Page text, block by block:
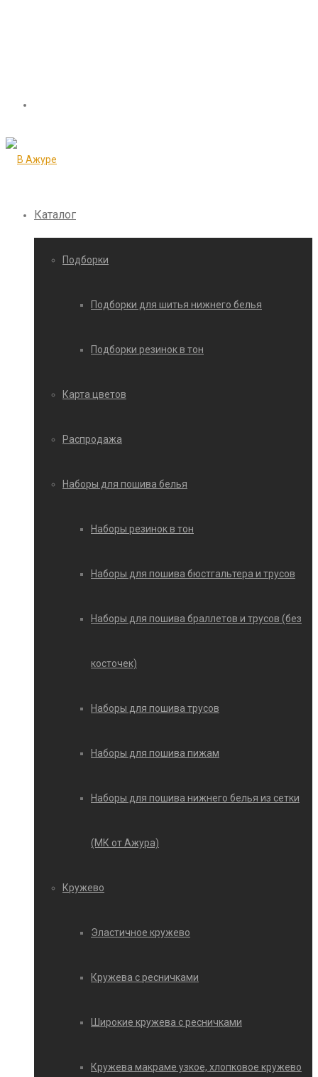
Каталог
Подборки
Подборки для шитья нижнего белья
Подборки резинок в тон
Карта цветов
Распродажа
Наборы для пошива белья
Наборы резинок в тон
Наборы для пошива бюстгальтера и трусов
Наборы для пошива браллетов и трусов (без
косточек)
Наборы для пошива трусов
Наборы для пошива пижам
Наборы для пошива нижнего белья из сетки
(МК от Ажура)
Кружево
Эластичное кружево
Кружева с ресничками
Широкие кружева с ресничками
Кружева макраме узкое, хлопковое кружево